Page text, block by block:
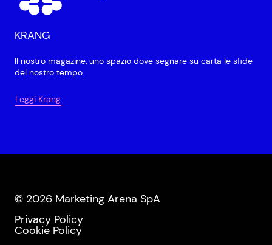
KRANG
Il nostro magazine, uno spazio dove segnare su carta le sfide
del nostro tempo.
Leggi Krang
© 2026 Marketing Arena SpA
Privacy Policy
Cookie Policy